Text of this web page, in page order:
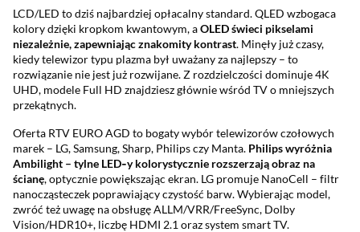
LCD/LED to dziś najbardziej opłacalny standard. QLED wzbogaca
kolory dzięki kropkom kwantowym, aOLED świeci pikselami
niezależnie, zapewniając znakomity kontrast. Minęły już czasy,
kiedy telewizor typu plazma był uważany za najlepszy – to
rozwiązanie nie jest już rozwijane. Z rozdzielczości dominuje 4K
UHD, modele Full HD znajdziesz głównie wśród TV o mniejszych
przekątnych.
Oferta RTV EURO AGD to bogaty wybór telewizorów czołowych
marek – LG, Samsung, Sharp, Philips czy Manta. Philips wyróżnia
Ambilight – tylne LED‑y kolorystycznie rozszerzają obraz na
ścianę, optycznie powiększając ekran. LG promuje NanoCell – filtr
nanocząsteczek poprawiający czystość barw. Wybierając model,
zwróć też uwagę na obsługę ALLM/VRR/FreeSync, Dolby
Vision/HDR10+, liczbę HDMI 2.1 oraz system smart TV.